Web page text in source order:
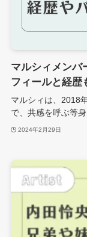
マルシィメンバ
フィールと経歴
マルシィは、2018
で、共感を呼ぶ等
2024年2月29日